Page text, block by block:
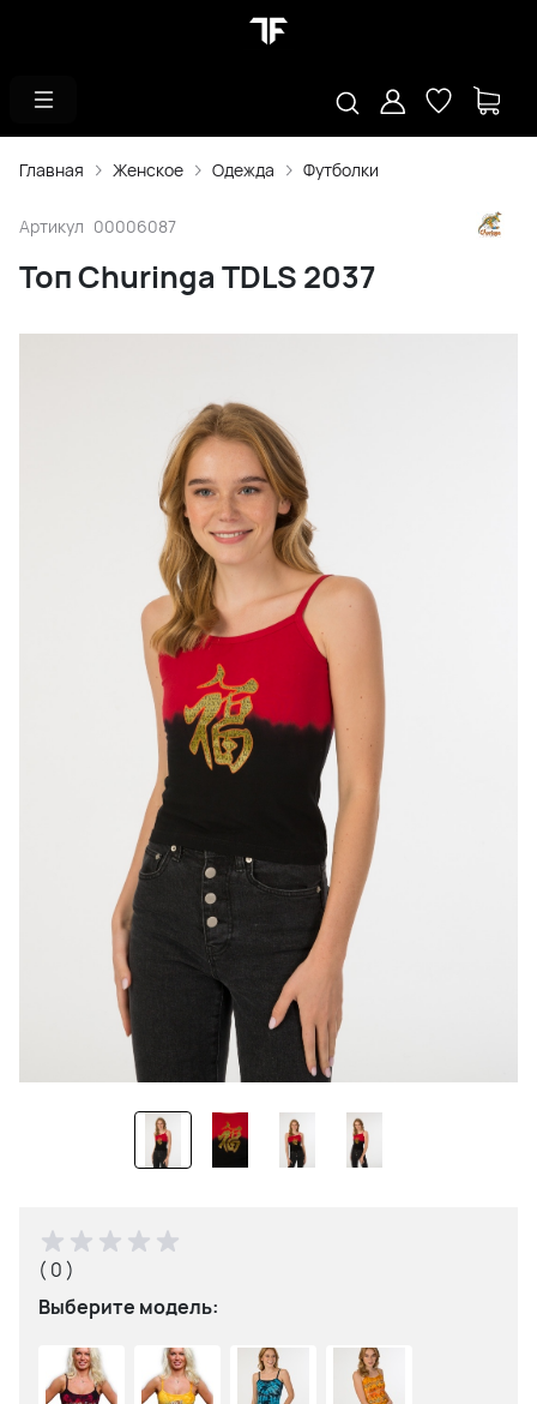
Главная Женское Одежда Футболки
Артикул 00006087
Топ Churinga TDLS 2037
( 0 )
Выберите модель: